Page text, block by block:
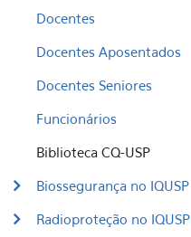
Docentes
Docentes Aposentados
Docentes Seniores
Funcionários
Biblioteca CQ-USP
Biossegurança no IQUSP
Radioproteção no IQUSP